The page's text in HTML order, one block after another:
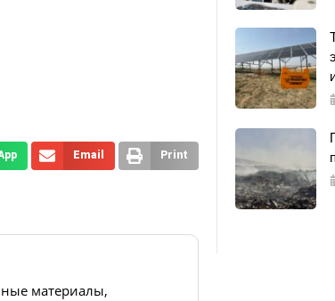
Email Print
материалы,